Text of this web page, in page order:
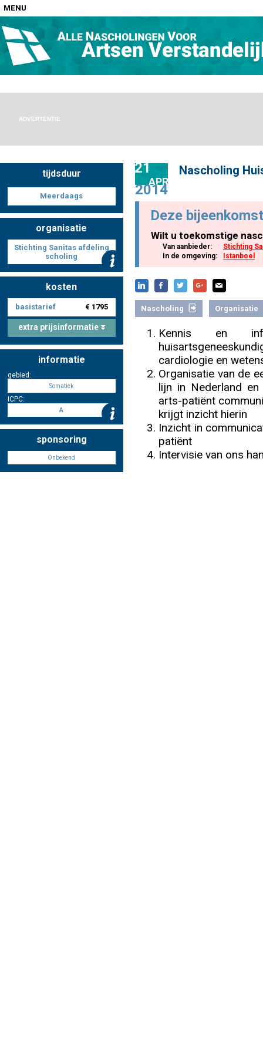
MENU
Home
Nascholingen op locatie (agenda)
Nascholingen online (elearning)
Nascholingen op aanvraag (in-company)
Nascholing aanmelden
Zoek op kaart
Registreren
ADVERTENTIE
tijdsduur
Meerdaags
organisatie
Stichting Sanitas afdeling
scholing
kosten
basistarief € 1795
extra prijsinformatie
informatie
gebied:
Somatiek
ICPC:
A
sponsoring
Onbekend
21
APR
2014
Nascholing
Deze
Wilt u toekomstige
Van aanbieder:
Stichting
In de omgeving:
Istanboel
Nascholing Organisatie
Kennis en
cardiologie en
Organisatie van de
lijn in Nederland
arts-patiënt
krijgt inzicht hierin
Inzicht in
patiënt
Intervisie van ons